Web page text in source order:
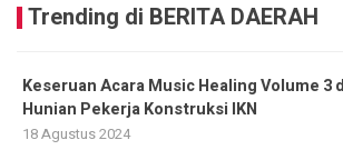
Trending di BERITA DAERAH
Keseruan Acara Music Healing Volume 3
Hunian Pekerja Konstruksi IKN
18 Agustus 2024